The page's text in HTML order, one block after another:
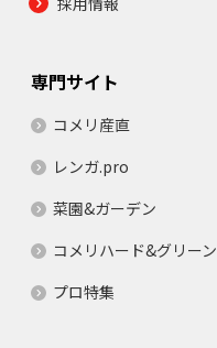
専門サイト
コメリ産直
レンガ.pro
菜園&ガーデン
コメリハード&グリーン
プロ特集